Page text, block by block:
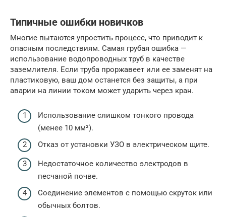
Типичные ошибки новичков
Многие пытаются упростить процесс, что приводит к
опасным последствиям. Самая грубая ошибка —
использование водопроводных труб в качестве
заземлителя. Если труба проржавеет или ее заменят на
пластиковую, ваш дом останется без защиты, а при
аварии на линии током может ударить через кран.
Использование слишком тонкого провода
(менее 10 мм²).
Отказ от установки УЗО в электрическом щите.
Недостаточное количество электродов в
песчаной почве.
Соединение элементов с помощью скруток или
обычных болтов.